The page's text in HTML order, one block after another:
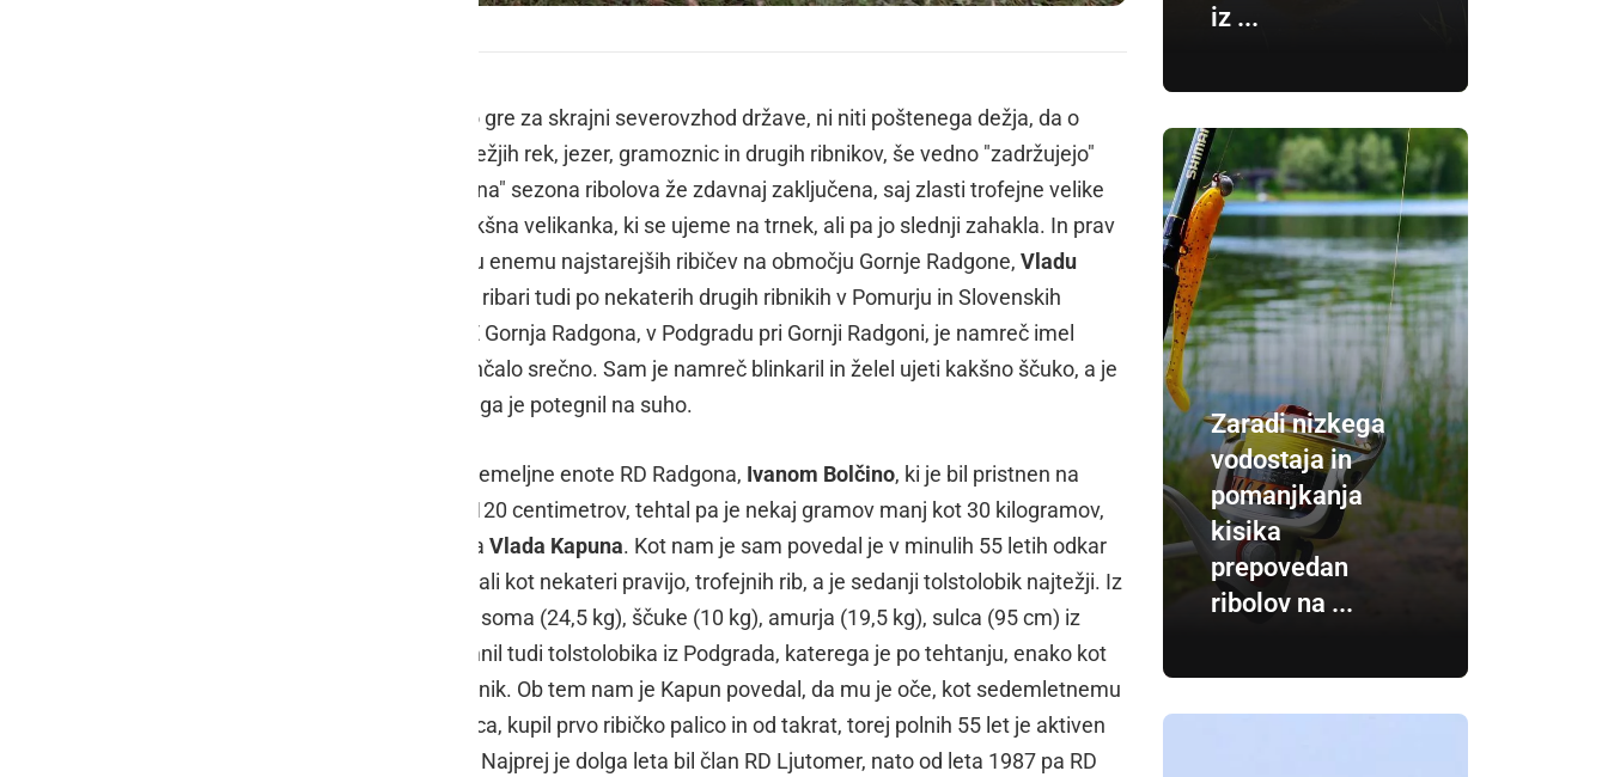
Lepo novembrsko vreme, ko vsaj ko gre za skrajni severovzhod države, ni niti poštenega dežja, da o
snegu sploh ne govorimo, se na obrežjih rek, jezer, gramoznic in drugih ribnikov, še vedno "zadržujejo"
tudi strastni ribiči. In čeprav je "uradna" sezona ribolova že zdavnaj zaključena, saj zlasti trofejne velike
ribe počivajo, se tudi sedaj najde kakšna velikanka, ki se ujeme na trnek, ali pa jo slednji zahakla. In prav
to se je zgodilo tudi enemu, po stažu enemu najstarejših ribičev na območju Gornje Radgone, Vladu
iz Apač, ki poleg v reki Muri, ribari tudi po nekaterih drugih ribnikih v Pomurju in Slovenskih
goricah. Na ribniku RD Radgona - TE Gornja Radgona, v Podgradu pri Gornji Radgoni, je namreč imel
novembrsko namakanje, ki se je končalo srečno. Sam je namreč blinkaril in želel ujeti kakšno ščuko, a je
za repno plavut zajel tolstolobika, ki ga je potegnil na suho.
Skupaj s predsednikom radgonske temeljne enote RD Radgona, Ivanom Bolčino, ki je bil pristnen na
ribniku, sta ga izmerila in je bil dolg 120 centimetrov, tehtal pa je nekaj gramov manj kot 30 kilogramov,
kar je, ko gre za težo največja trofeja Vlada Kapuna. Kot nam je sam povedal je v minulih 55 letih odkar
je aktiven ribič, ujel kar nekaj velikih ali kot nekateri pravijo, trofejnih rib, a je sedanji tolstolobik najtežji. Iz
preteklosti se posebej rad spominja soma (24,5 kg), ščuke (10 kg), amurja (19,5 kg), sulca (95 cm) iz
Mure..., poslej pa se bo vedno spomnil tudi tolstolobika iz Podgrada, katerega je po tehtanju, enako kot
vse trofeje doslej, spustili nazaj v ribnik. Ob tem nam je Kapun povedal, da mu je oče, kot sedemletnemu
kratkohlačniku z ljutomerskega konca, kupil prvo ribičko palico in od takrat, torej polnih 55 let je aktiven
ribič in član Ribiške zveze Slovenije. Najprej je dolga leta bil član RD Ljutomer, nato od leta 1987 pa RD
iz ...
Zaradi nizkega
vodostaja in
pomanjkanja
kisika
prepovedan
ribolov na ...